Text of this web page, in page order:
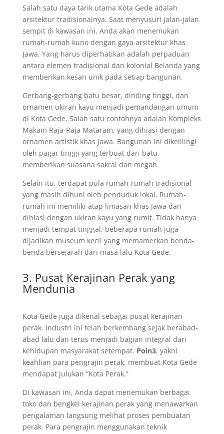
Salah satu daya tarik utama Kota Gede adalah
arsitektur tradisionalnya. Saat menyusuri jalan-jalan
sempit di kawasan ini, Anda akan menemukan
rumah-rumah kuno dengan gaya arsitektur khas
Jawa. Yang harus diperhatikan adalah perpaduan
antara elemen tradisional dan kolonial Belanda yang
memberikan kesan unik pada setiap bangunan.
Gerbang-gerbang batu besar, dinding tinggi, dan
ornamen ukiran kayu menjadi pemandangan umum
di Kota Gede. Salah satu contohnya adalah Kompleks
Makam Raja-Raja Mataram, yang dihiasi dengan
ornamen artistik khas Jawa. Bangunan ini dikelilingi
oleh pagar tinggi yang terbuat dari batu,
memberikan suasana sakral dan megah.
Selain itu, terdapat pula rumah-rumah tradisional
yang masih dihuni oleh penduduk lokal. Rumah-
rumah ini memiliki atap limasan khas Jawa dan
dihiasi dengan ukiran kayu yang rumit. Tidak hanya
menjadi tempat tinggal, beberapa rumah juga
dijadikan museum kecil yang memamerkan benda-
benda bersejarah dari masa lalu Kota Gede.
3. Pusat Kerajinan Perak yang
Mendunia
Kota Gede juga dikenal sebagai pusat kerajinan
perak. Industri ini telah berkembang sejak berabad-
abad lalu dan terus menjadi bagian integral dari
kehidupan masyarakat setempat. Poin3, yakni
keahlian para pengrajin perak, membuat Kota Gede
mendapat julukan “Kota Perak.”
Di kawasan ini, Anda dapat menemukan berbagai
toko dan bengkel kerajinan perak yang menawarkan
pengalaman langsung melihat proses pembuatan
perak. Para pengrajin menggunakan teknik